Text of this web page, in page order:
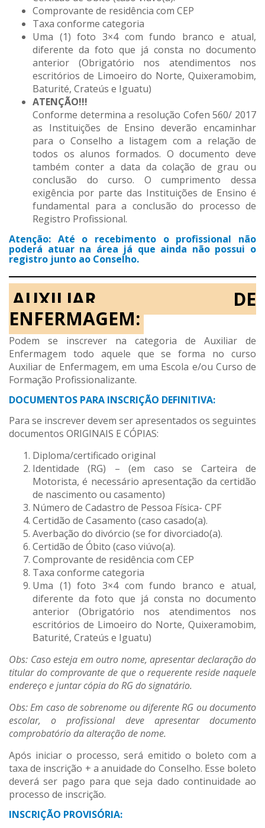
Comprovante de residência com CEP
Taxa conforme categoria
Uma (1) foto 3×4 com fundo branco e atual,
diferente da foto que já consta no documento
anterior (Obrigatório nos atendimentos nos
escritórios de Limoeiro do Norte, Quixeramobim,
Baturité, Crateús e Iguatu)
ATENÇÃO!!!
Conforme determina a resolução Cofen 560/ 2017
as Instituições de Ensino deverão encaminhar
para o Conselho a listagem com a relação de
todos os alunos formados. O documento deve
também conter a data da colação de grau ou
conclusão do curso. O cumprimento dessa
exigência por parte das Instituições de Ensino é
fundamental para a conclusão do processo de
Registro Profissional.
Atenção: Até o recebimento o profissional não
poderá atuar na área já que ainda não possui o
registro junto ao Conselho.
AUXILIAR DE
ENFERMAGEM:
Podem se inscrever na categoria de Auxiliar de
Enfermagem todo aquele que se forma no curso
Auxiliar de Enfermagem, em uma Escola e/ou Curso de
Formação Profissionalizante.
DOCUMENTOS PARA INSCRIÇÃO DEFINITIVA:
Para se inscrever devem ser apresentados os seguintes
documentos ORIGINAIS E CÓPIAS:
Diploma/certificado original
Identidade (RG) – (em caso se Carteira de
Motorista, é necessário apresentação da certidão
de nascimento ou casamento)
Número de Cadastro de Pessoa Física- CPF
Certidão de Casamento (caso casado(a).
Averbação do divórcio (se for divorciado(a).
Certidão de Óbito (caso viúvo(a).
Comprovante de residência com CEP
Taxa conforme categoria
Uma (1) foto 3×4 com fundo branco e atual,
diferente da foto que já consta no documento
anterior (Obrigatório nos atendimentos nos
escritórios de Limoeiro do Norte, Quixeramobim,
Baturité, Crateús e Iguatu)
Obs: Caso esteja em outro nome, apresentar declaração do
titular do comprovante de que o requerente reside naquele
endereço e juntar cópia do RG do signatário.
Obs: Em caso de sobrenome ou diferente RG ou documento
escolar, o profissional deve apresentar documento
comprobatório da alteração de nome.
Após iniciar o processo, será emitido o boleto com a
taxa de inscrição + a anuidade do Conselho. Esse boleto
deverá ser pago para que seja dado continuidade ao
processo de inscrição.
INSCRIÇÃO PROVISÓRIA: